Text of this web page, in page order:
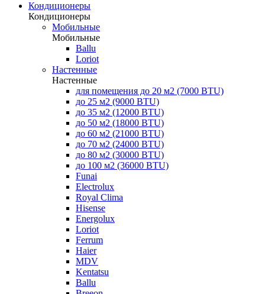
Кондиционеры
Кондиционеры
Мобильные
Мобильные
Ballu
Loriot
Настенные
Настенные
для помещения до 20 м2 (7000 BTU)
до 25 м2 (9000 BTU)
до 35 м2 (12000 BTU)
до 50 м2 (18000 BTU)
до 60 м2 (21000 BTU)
до 70 м2 (24000 BTU)
до 80 м2 (30000 BTU)
до 100 м2 (36000 BTU)
Funai
Electrolux
Royal Clima
Hisense
Energolux
Loriot
Ferrum
Haier
MDV
Kentatsu
Ballu